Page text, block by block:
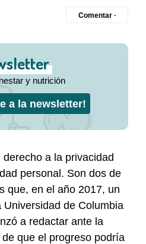
Comentar ·
y nutrición
a la newsletter!
a la privacidad
personal. Son dos de
que, en el año 2017, un
de Columbia
a redactar ante la
que el progreso podría